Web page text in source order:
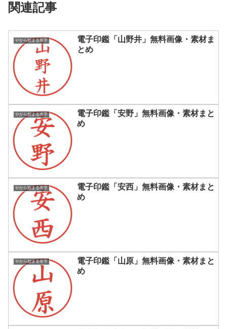
関連記事
やから始まる名字
電子印鑑「山野井」無料画像・素材ま
とめ
やから始まる名字
電子印鑑「安野」無料画像・素材まと
め
やから始まる名字
電子印鑑「安西」無料画像・素材まと
め
やから始まる名字
電子印鑑「山原」無料画像・素材まと
め